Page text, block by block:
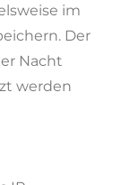
im
Der
Nacht
werden